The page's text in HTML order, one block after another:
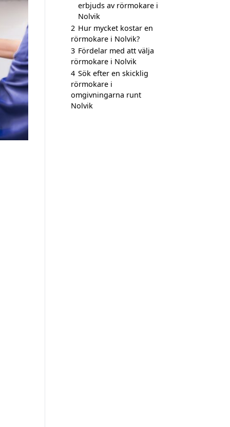
erbjuds av rörmokare i
Nolvik
2 Hur mycket kostar en
rörmokare i Nolvik?
3 Fördelar med att välja
rörmokare i Nolvik
4 Sök efter en skicklig
rörmokare i
omgivningarna runt
Nolvik